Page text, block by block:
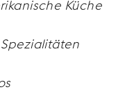
Küche